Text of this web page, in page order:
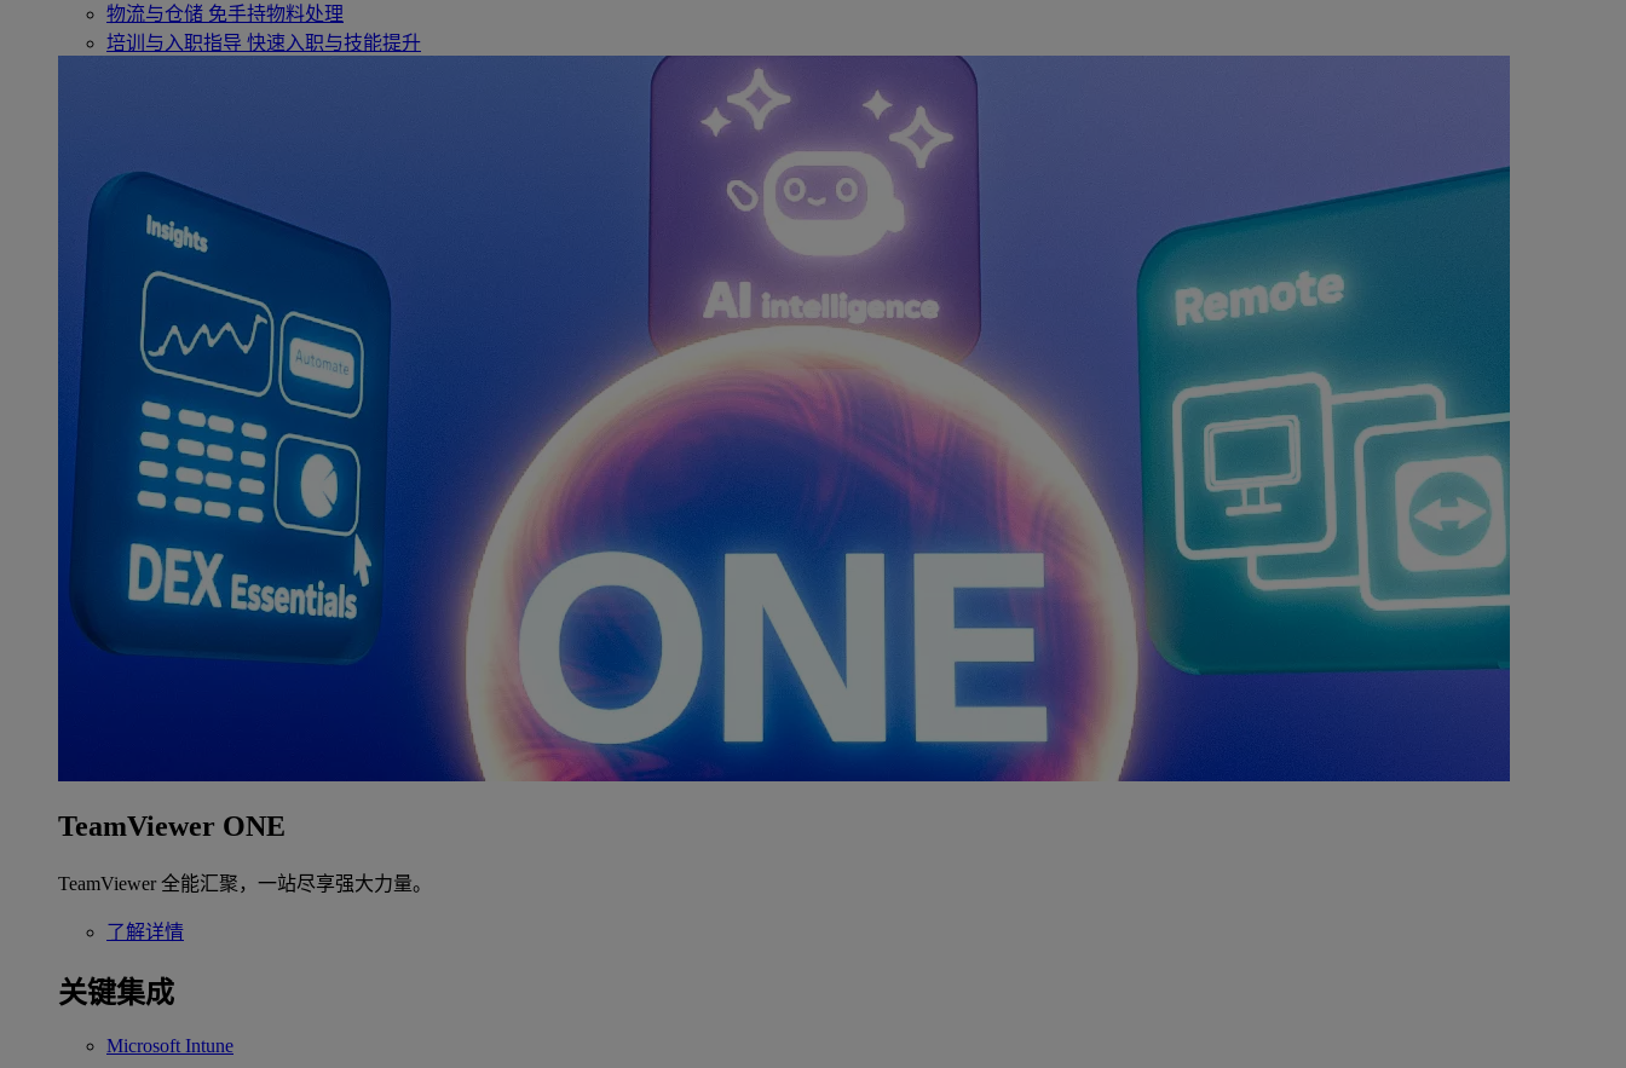
物流与仓储 免手持物料处理
培训与入职指导 快速入职与技能提升
TeamViewer ONE
TeamViewer 全能汇聚，一站尽享强大力量。
了解详情
关键集成
Microsoft Intune